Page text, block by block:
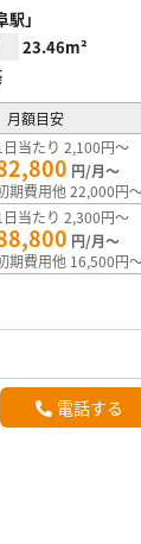
」
23.46m²
月額目安
日当たり 2,100円～
円/月～
期費用他 22,000円
日当たり 2,300円～
円/月～
期費用他 16,500円
電話する